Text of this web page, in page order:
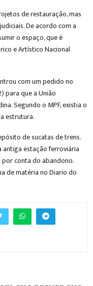
de restauração, mas
De acordo com a
o espaço, que é
e Artístico Nacional
com um pedido no
para que a União
Segundo o MPF, existia o
estrutura.
de sucatas de trens.
estação ferroviária
conta do abandono.
de matéria no Diario do